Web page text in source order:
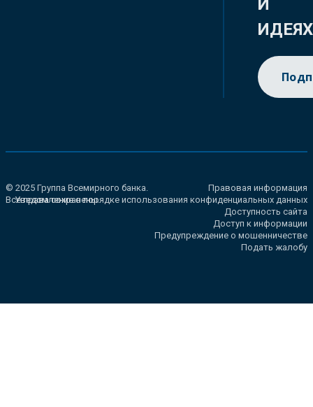
И
ИДЕЯХ
© 2025 Группа Всемирного банка.
Все права сохранены.
Правовая информация
Уведомление о порядке использования конфиденциальных данных
Доступность сайта
Доступ к информации
Предупреждение о мошенничестве
Подать жалобу